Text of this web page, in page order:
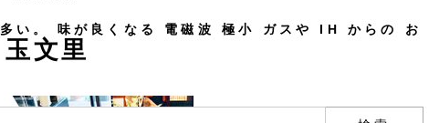
い。 味が良くなる 電磁波 極小 ガスや IH からの お
玉文里